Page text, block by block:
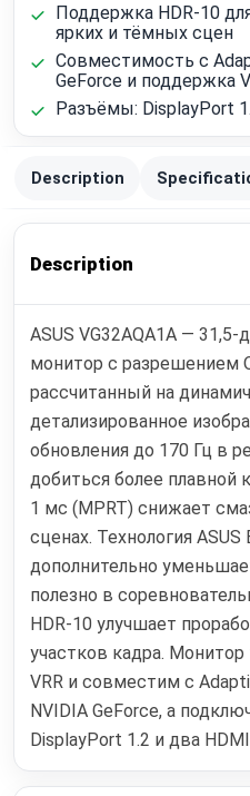
Поддержка HDR-10
ярких и тёмных сцен
Совместимость с
GeForce и поддержка
Разъёмы: DisplayPort
Description
Description
ASUS VG32AQA1A —
монитор с разрешением
рассчитанный на
детализированное
обновления до 170 Гц в
добиться более плавной
1 мс (MPRT) снижает
сценах. Технология
дополнительно
полезно в
HDR-10 улучшает
участков кадра.
VRR и совместим с
NVIDIA GeForce, а
DisplayPort 1.2 и два